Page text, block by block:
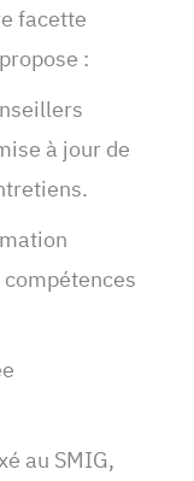
facette
:
à jour de
au SMIG,